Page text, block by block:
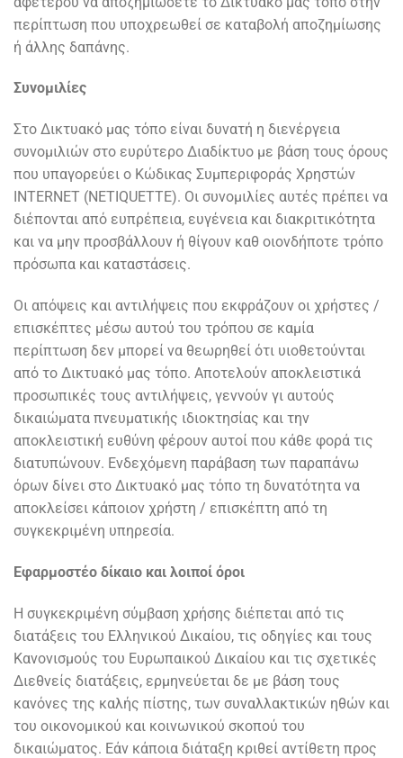
περίπτωση που υποχρεωθεί σε καταβολή αποζημίωσης
ή άλλης δαπάνης.
Συνομιλίες
Στο Δικτυακό μας τόπο είναι δυνατή η διενέργεια
συνομιλιών στο ευρύτερο Διαδίκτυο με βάση τους όρους
που υπαγορεύει ο Κώδικας Συμπεριφοράς Χρηστών
INTERNET (NETIQUETTE). Οι συνομιλίες αυτές πρέπει να
διέπονται από ευπρέπεια, ευγένεια και διακριτικότητα
και να μην προσβάλλουν ή θίγουν καθ οιονδήποτε τρόπο
πρόσωπα και καταστάσεις.
Οι απόψεις και αντιλήψεις που εκφράζουν οι χρήστες /
επισκέπτες μέσω αυτού του τρόπου σε καμία
περίπτωση δεν μπορεί να θεωρηθεί ότι υιοθετούνται
από το Δικτυακό μας τόπο. Αποτελούν αποκλειστικά
προσωπικές τους αντιλήψεις, γεννούν γι αυτούς
δικαιώματα πνευματικής ιδιοκτησίας και την
αποκλειστική ευθύνη φέρουν αυτοί που κάθε φορά τις
διατυπώνουν. Ενδεχόμενη παράβαση των παραπάνω
όρων δίνει στο Δικτυακό μας τόπο τη δυνατότητα να
αποκλείσει κάποιον χρήστη / επισκέπτη από τη
συγκεκριμένη υπηρεσία.
Εφαρμοστέο δίκαιο και λοιποί όροι
Η συγκεκριμένη σύμβαση χρήσης διέπεται από τις
διατάξεις του Ελληνικού Δικαίου, τις οδηγίες και τους
Κανονισμούς του Ευρωπαικού Δικαίου και τις σχετικές
Διεθνείς διατάξεις, ερμηνεύεται δε με βάση τους
κανόνες της καλής πίστης, των συναλλακτικών ηθών και
του οικονομικού και κοινωνικού σκοπού του
δικαιώματος. Εάν κάποια διάταξη κριθεί αντίθετη προς